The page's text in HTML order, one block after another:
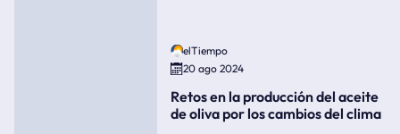
elTiempo
20 ago 2024
Retos en la producción del aceite
de oliva por los cambios del clima